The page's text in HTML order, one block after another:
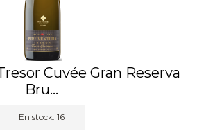
Cuvée Gran Reserva
Bru...
En stock: 16